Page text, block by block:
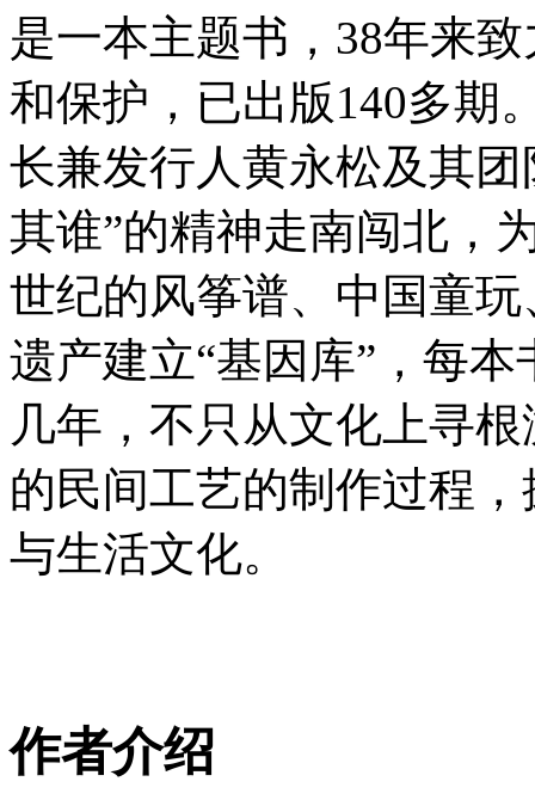
是一本主题书，38年来
和保护，已出版140多期
长兼发行人黄永松及其
其谁”的精神走南闯北，
世纪的风筝谱、中国童
遗产建立“基因库”，每
几年，不只从文化上寻
的民间工艺的制作过程
与生活文化。
作者介绍